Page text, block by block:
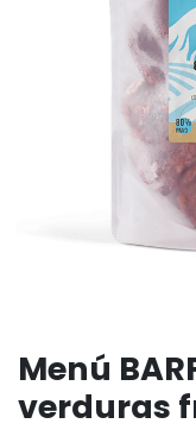
Menú
verduras